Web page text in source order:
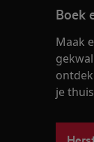
Boek
Maak
je